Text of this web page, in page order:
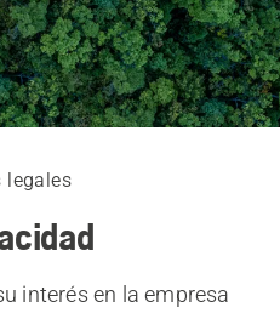
legales
interés en la empresa